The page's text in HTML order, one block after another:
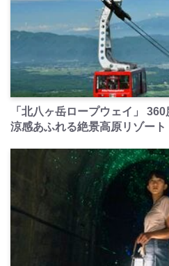
「北八ヶ岳ロープウェイ」
涼感あふれる絶景高原リゾート